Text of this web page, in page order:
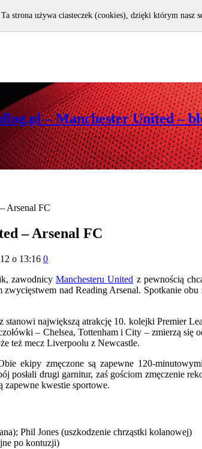
– Manchester United –
Arsenal FC
– Arsenal FC
o 13:16 0
zawodnicy Manchesteru United z pewnością
nad Reading Arsenal. Spotkanie
stanowi największą atrakcję 10. kolejki Premier
– Chelsea, Tottenham i City – zmierzą
też mecz Liverpoolu z Newcastle.
ekipy zmęczone są zapewne 120-
posłali drugi garnitur, zaś gościom zmęczenie
zapewne kwestie sportowe.
Phil Jones (uszkodzenie chrząstki kolanowej)
po kontuzji)
Ta strona używa ciasteczek (cookies), dzięki którym nasz